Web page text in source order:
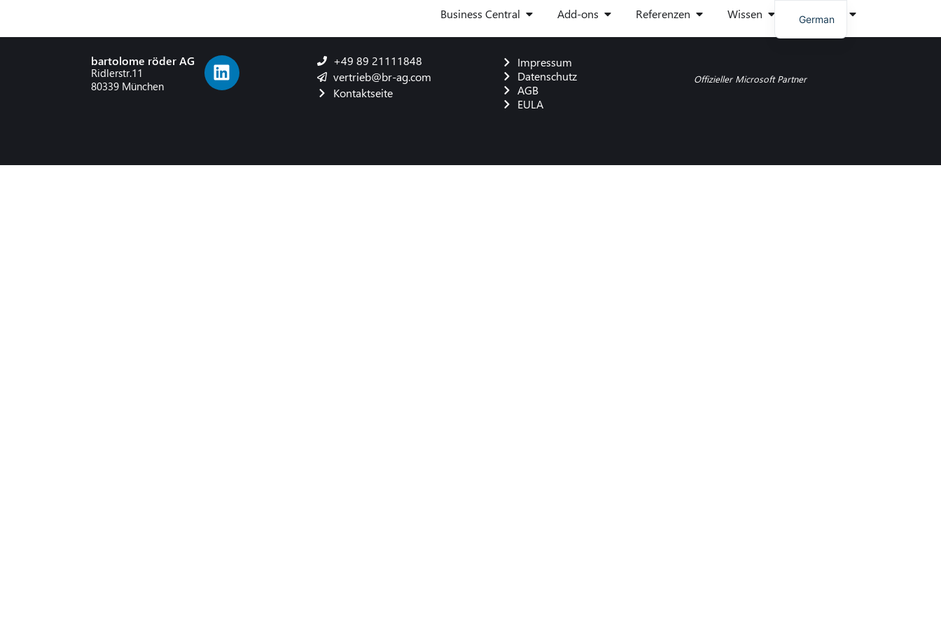
Business Central Add-ons Referenzen Wissen Über uns
bartolome röder AG
Ridlerstr.11
80339 München
+49 89 21111848
vertrieb@br-ag.com
Kontaktseite
Impressum
Datenschutz
AGB
EULA
Offizieller Microsoft Partner
German
English